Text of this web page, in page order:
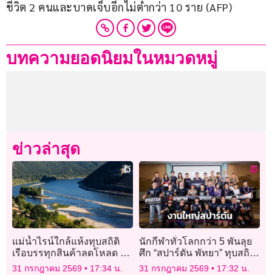
ชีวิต 2 คนและบาดเจ็บอีกไม่ต่ำกว่า 10 ราย (AFP)
บทความยอดนิยมในหมวดหมู่
ข่าวล่าสุด
แม่น้ำไรน์ใกล้แห้งทุบสถิติ
เรือบรรทุกสินค้าลดโหลด ดัน
ต้นทุนขนส่งพุ่ง
31 กรกฎาคม 2569 17:34 น.
นักกีฬาทั่วโลกกว่า 5 พันลุย
ศึก “สปาร์ตัน พัทยา” ทุบสถิติ
สปาร์ตัน คิดส์ ดันสนามไทย
31 กรกฎาคม 2569 17:32 น.